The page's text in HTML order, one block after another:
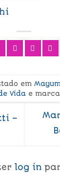
em
Vidae
–
log in